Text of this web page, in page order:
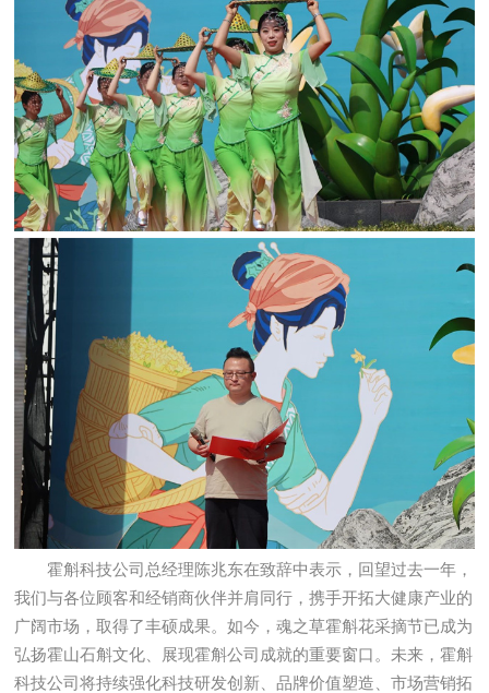
霍斛科技公司总经理陈兆东在致辞中表示，回望过去一年，
我们与各位顾客和经销商伙伴并肩同行，携手开拓大健康产业的
广阔市场，取得了丰硕成果。如今，魂之草霍斛花采摘节已成为
弘扬霍山石斛文化、展现霍斛公司成就的重要窗口。未来，霍斛
科技公司将持续强化科技研发创新、品牌价值塑造、市场营销拓